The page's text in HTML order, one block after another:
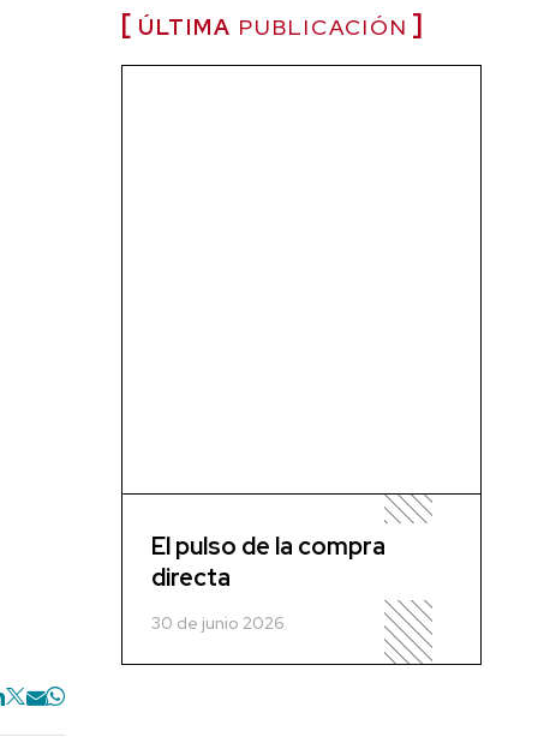
ÚLTIMA PUBLICACIÓN
El pulso de la compra
directa
30 de junio 2026